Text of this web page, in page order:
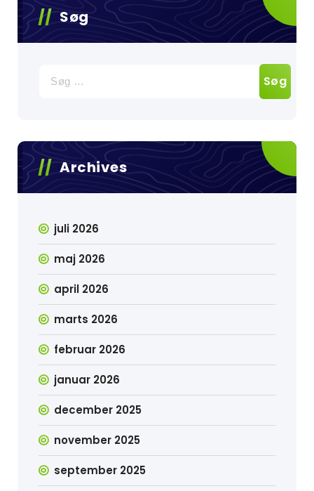
Søg
efter:
Archives
juli 2026
maj 2026
april 2026
marts 2026
februar 2026
januar 2026
december 2025
november 2025
september 2025